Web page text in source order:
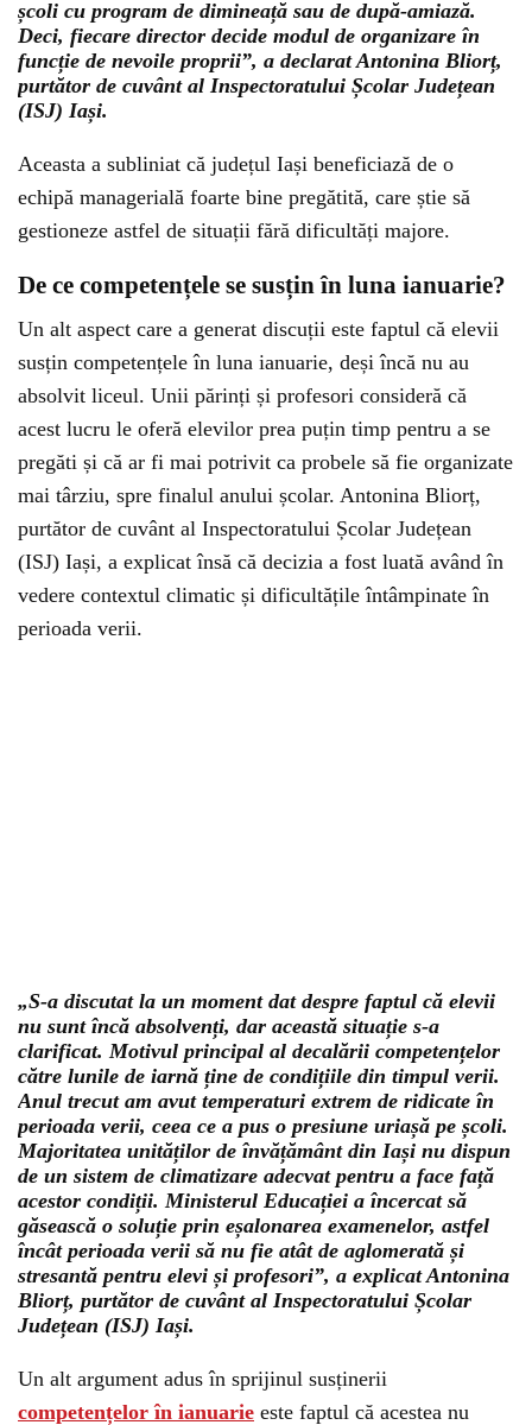
școli cu program de dimineață sau de după-amiază.
Deci, fiecare director decide modul de organizare în
funcție de nevoile proprii”, a declarat Antonina Bliorț,
purtător de cuvânt al Inspectoratului Școlar Județean
(ISJ) Iași.
Aceasta a subliniat că județul Iași beneficiază de o
echipă managerială foarte bine pregătită, care știe să
gestioneze astfel de situații fără dificultăți majore.
De ce competențele se susțin în luna ianuarie?
Un alt aspect care a generat discuții este faptul că elevii
susțin competențele în luna ianuarie, deși încă nu au
absolvit liceul. Unii părinți și profesori consideră că
acest lucru le oferă elevilor prea puțin timp pentru a se
pregăti și că ar fi mai potrivit ca probele să fie organizate
mai târziu, spre finalul anului școlar. Antonina Bliorț,
purtător de cuvânt al Inspectoratului Școlar Județean
(ISJ) Iași, a explicat însă că decizia a fost luată având în
vedere contextul climatic și dificultățile întâmpinate în
perioada verii.
„S-a discutat la un moment dat despre faptul că elevii
nu sunt încă absolvenți, dar această situație s-a
clarificat. Motivul principal al decalării competențelor
către lunile de iarnă ține de condițiile din timpul verii.
Anul trecut am avut temperaturi extrem de ridicate în
perioada verii, ceea ce a pus o presiune uriașă pe școli.
Majoritatea unităților de învățământ din Iași nu dispun
de un sistem de climatizare adecvat pentru a face față
acestor condiții. Ministerul Educației a încercat să
găsească o soluție prin eșalonarea examenelor, astfel
încât perioada verii să nu fie atât de aglomerată și
stresantă pentru elevi și profesori”, a explicat Antonina
Bliorț, purtător de cuvânt al Inspectoratului Școlar
Județean (ISJ) Iași.
Un alt argument adus în sprijinul susținerii
competențelor în ianuarie este faptul că acestea nu